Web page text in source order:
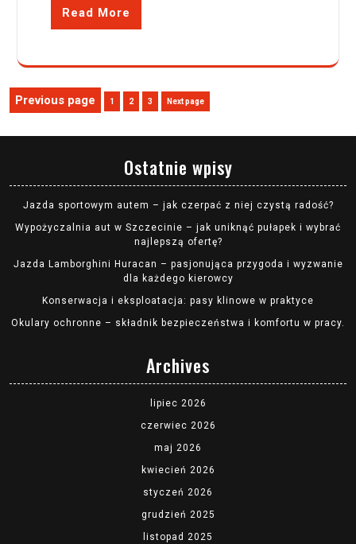
Read More
Stronicowanie
Previous page Page
1 Page
2 Page
3 Next page
Ostatnie wpisy
Jazda sportowym autem – jak czerpać z niej czystą radość?
Wypożyczalnia aut w Szczecinie – jak uniknąć pułapek i wybrać
najlepszą ofertę?
Jazda Lamborghini Huracan – pasjonująca przygoda i wyzwanie
dla każdego kierowcy
Konserwacja i eksploatacja: pasy klinowe w praktyce
Okulary ochronne – składnik bezpieczeństwa i komfortu w pracy.
Archives
lipiec 2026
czerwiec 2026
maj 2026
kwiecień 2026
styczeń 2026
grudzień 2025
listopad 2025